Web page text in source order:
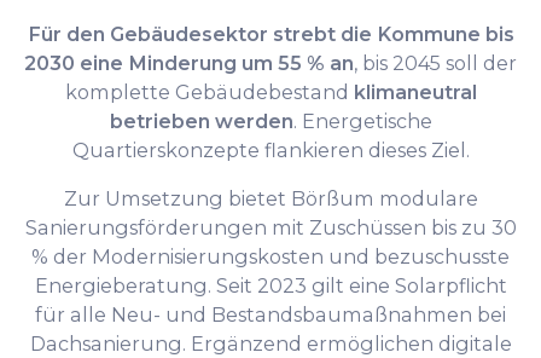
Für den Gebäudesektor strebt die Kommune bis
2030 eine Minderung um 55 % an, bis 2045 soll der
komplette Gebäudebestand klimaneutral
betrieben werden. Energetische
Quartierskonzepte flankieren dieses Ziel.
Zur Umsetzung bietet Börßum modulare
Sanierungsförderungen mit Zuschüssen bis zu 30
% der Modernisierungskosten und bezuschusste
Energieberatung. Seit 2023 gilt eine Solarpflicht
für alle Neu- und Bestandsbaumaßnahmen bei
Dachsanierung. Ergänzend ermöglichen digitale